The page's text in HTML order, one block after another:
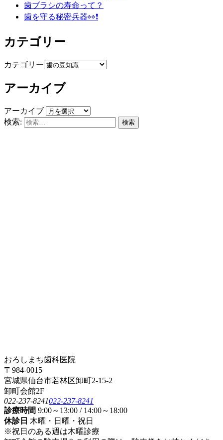
歯ブラシの寿命って？
歯を守る秘密兵器👀❗️
カテゴリー
カテゴリー
アーカイブ
アーカイブ
検索:
おろしまち歯科医院
〒984-0015
宮城県仙台市若林区卸町2-15-2
卸町会館2F
022-237-8241022-237-8241
診療時間 9:00～13:00 / 14:00～18:00
休診日 木曜・日曜・祝日
※祝日のある週は木曜診療